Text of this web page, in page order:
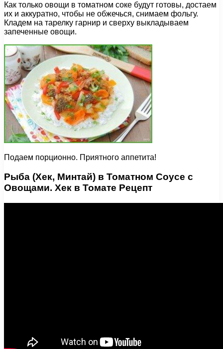
Как только овощи в томатном соке будут готовы, достаем
их и аккуратно, чтобы не обжечься, снимаем фольгу.
Кладем на тарелку гарнир и сверху выкладываем
запеченные овощи.
Подаем порционно. Приятного аппетита!
Рыба (Хек, Минтай) в Томатном Соусе с
Овощами. Хек в Томате Рецепт